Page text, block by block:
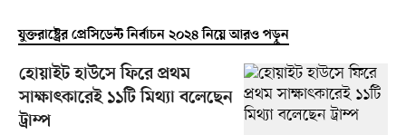
যুক্তরাষ্ট্রের প্রেসিডেন্ট নির্বাচন ২০২৪ নিয়ে আরও পড়ুন
হোয়াইট হাউসে ফিরে প্রথম
সাক্ষাৎকারেই ১১টি মিথ্যা বলেছেন
ট্রাম্প